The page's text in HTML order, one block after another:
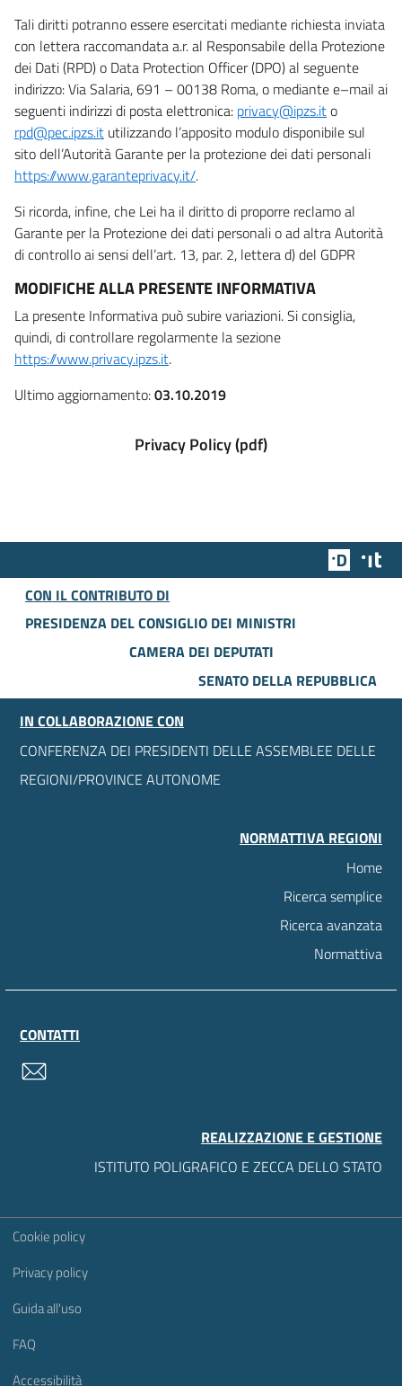
Tali diritti potranno essere esercitati mediante richiesta inviata
con lettera raccomandata a.r. al Responsabile della Protezione
dei Dati (RPD) o Data Protection Officer (DPO) al seguente
indirizzo: Via Salaria, 691 – 00138 Roma, o mediante e–mail ai
seguenti indirizzi di posta elettronica: privacy@ipzs.ito
rpd@pec.ipzs.it utilizzando l’apposito modulo disponibile sul
sito dell’Autorità Garante per la protezione dei dati personali
https://www.garanteprivacy.it/.
Si ricorda, infine, che Lei ha il diritto di proporre reclamo al
Garante per la Protezione dei dati personali o ad altra Autorità
di controllo ai sensi dell’art. 13, par. 2, lettera d) del GDPR
MODIFICHE ALLA PRESENTE INFORMATIVA
La presente Informativa può subire variazioni. Si consiglia,
quindi, di controllare regolarmente la sezione
https://www.privacy.ipzs.it.
Ultimo aggiornamento:03.10.2019
Privacy Policy (pdf)
Team
CON IL CONTRIBUTO DI
PRESIDENZA DEL CONSIGLIO DEI MINISTRI
CAMERA DEI DEPUTATI
SENATO DELLA REPUBBLICA
IN COLLABORAZIONE CON
CONFERENZA DEI PRESIDENTI DELLE ASSEMBLEE DELLE
REGIONI/PROVINCE AUTONOME
NORMATTIVA REGIONI
Home
Ricerca semplice
Ricerca avanzata
Normattiva
CONTATTI
REALIZZAZIONE E GESTIONE
ISTITUTO POLIGRAFICO E ZECCA DELLO STATO
Sezione Link Utili
Cookie policy
Privacy policy
Guida all'uso
FAQ
Accessibilità